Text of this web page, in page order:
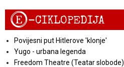
E-CIKLOPEDIJA
Povijesni put Hitlerove 'klonje'
Yugo - urbana legenda
Freedom Theatre (Teatar slobode)